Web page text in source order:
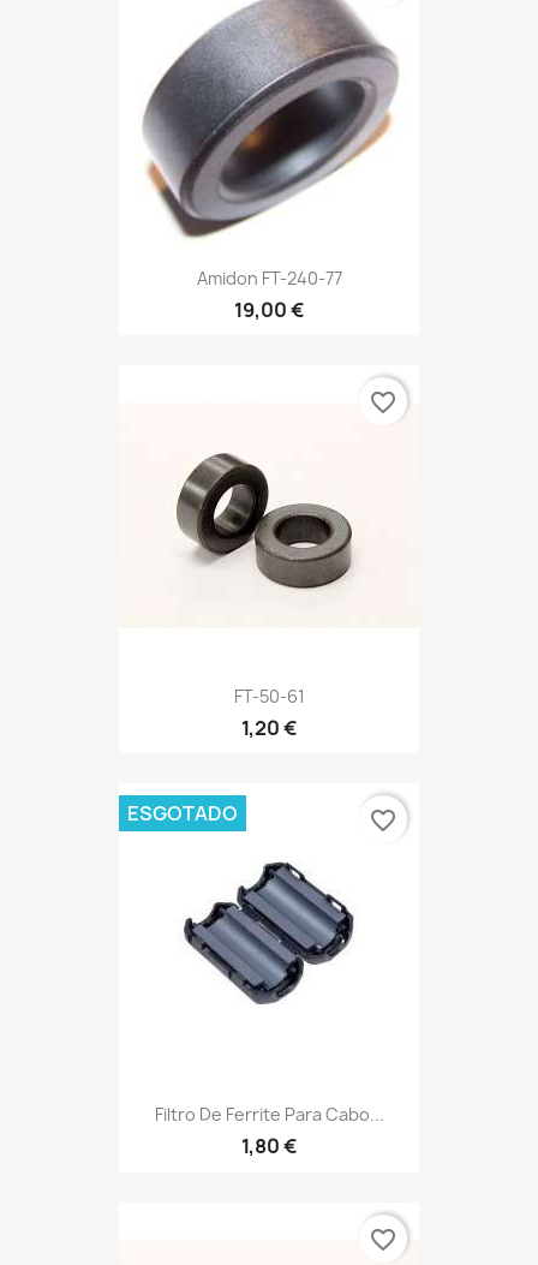
Amidon FT-240-77
19,00 €
FT-50-61
1,20 €
favorite_border
Filtro De Ferrite Para Cabo...
1,80 €
ESGOTADO favorite_border
favorite_border